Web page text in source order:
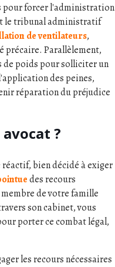
pour forcer l'administration
le tribunal administratif
de ventilateurs,
précaire. Parallèlement,
de poids pour solliciter un
des peines,
réparation du préjudice
?
bien décidé à exiger
des recours
de votre famille
son cabinet, vous
porter ce combat légal,
les recours nécessaires